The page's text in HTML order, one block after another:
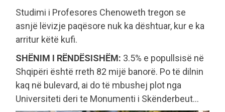
Studimi i Profesores Chenoweth tregon se
asnjë lëvizje paqësore nuk ka dështuar, kur e ka
arritur këtë kufi.
SHËNIM I RËNDËSISHËM: 3.5% e popullsisë në
Shqipëri është rreth 82 mijë banorë. Po të dilnin
kaq në bulevard, ai do të mbushej plot nga
Universiteti deri te Monumenti i Skënderbeut…